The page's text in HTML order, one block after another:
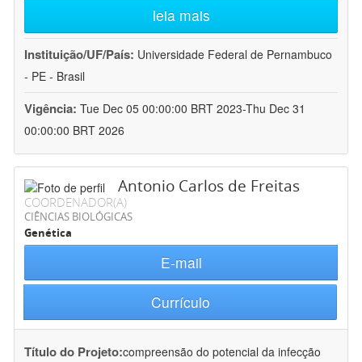
leia mais
Instituição/UF/País: Universidade Federal de Pernambuco
- PE - Brasil
Vigência: Tue Dec 05 00:00:00 BRT 2023-Thu Dec 31
00:00:00 BRT 2026
Antonio Carlos de Freitas
COORDENADOR(A)
CIÊNCIAS BIOLÓGICAS
Genética
E-mail
Currículo
Título do Projeto:compreensão do potencial da infecção